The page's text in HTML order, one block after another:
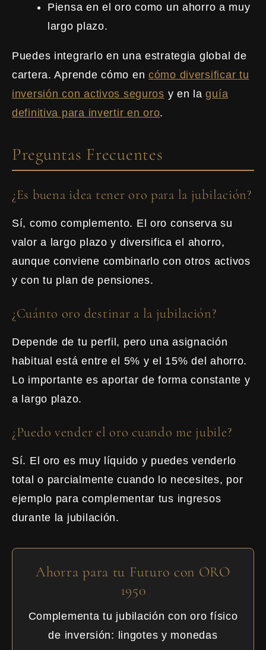
Piensa en el oro como un ahorro a muy
largo plazo.
Puedes integrarlo en una estrategia global de
cartera. Aprende cómo encómo diversificar tu
inversión con activos seguros y en laguía
definitiva para invertir en oro.
Preguntas Frecuentes
¿Es buena idea tener oro para la jubilación?
Sí, como complemento. El oro conserva su
valor a largo plazo y diversifica el ahorro,
aunque conviene combinarlo con otros activos
y con tu plan de pensiones.
¿Cuánto oro destinar a la jubilación?
Depende de tu perfil, pero una asignación
habitual está entre el 5% y el 15% del ahorro.
Lo importante es aportar de forma constante y
a largo plazo.
¿Puedo vender el oro cuando me jubile?
Sí. El oro es muy líquido y puedes venderlo
total o parcialmente cuando lo necesites, por
ejemplo para complementar tus ingresos
durante la jubilación.
Ahorra para tu Futuro con ORO
1950
Complementa tu jubilación con oro físico
de inversión: lingotes y monedas